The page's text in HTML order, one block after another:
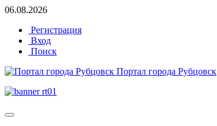
06.08.2026
Регистрация
Вход
Поиск
Портал города Рубцовск